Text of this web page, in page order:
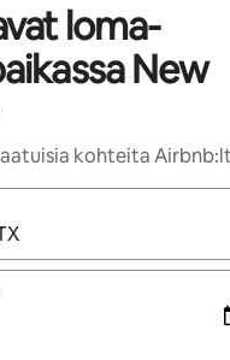
loma-
New
kohteita
navigoi ylös- ja